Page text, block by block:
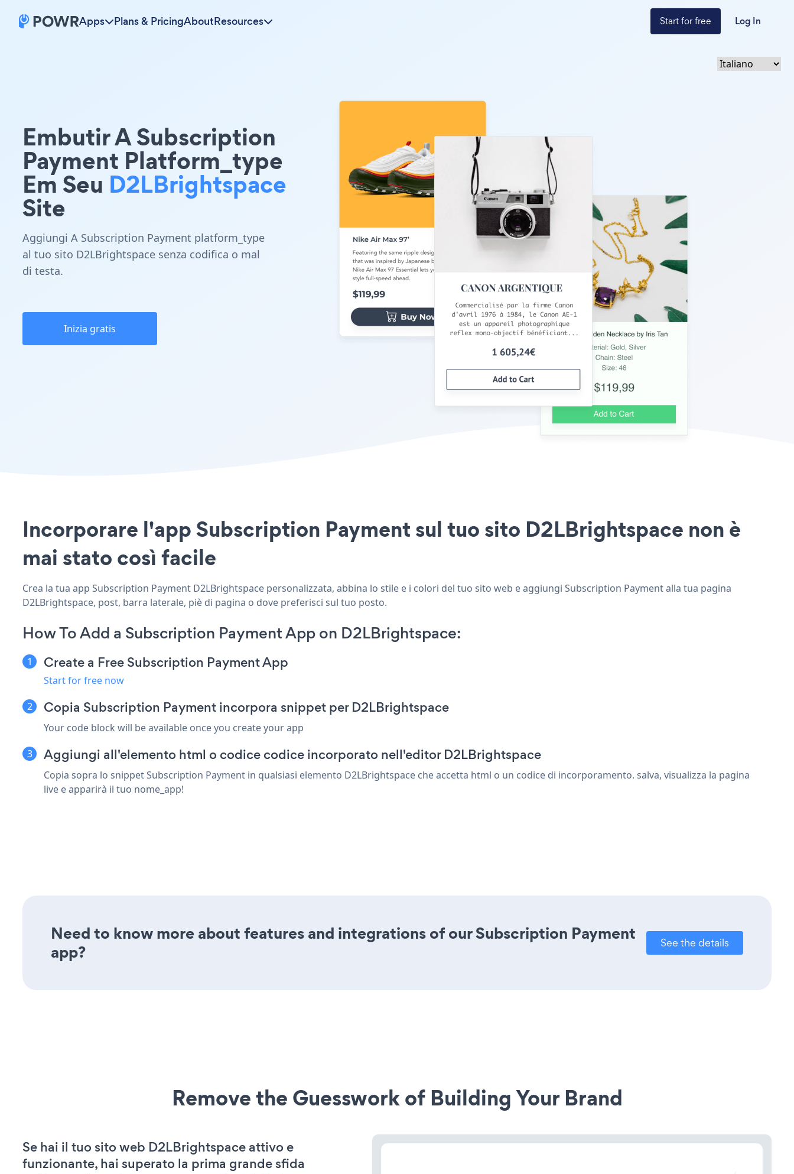
Apps Plans & PricingAboutResources Start for free Log In
Embutir A Subscription
Payment Platform_type
Em Seu D2LBrightspace
Site
Aggiungi A Subscription Payment platform_type
al tuo sito D2LBrightspace senza codifica o mal
di testa.
Inizia gratis
Incorporare l'app Subscription Payment sul tuo sito D2LBrightspace non è
mai stato così facile
Crea la tua app Subscription Payment D2LBrightspace personalizzata, abbina lo stile e i colori del tuo sito web e aggiungi Subscription Payment alla tua pagina
D2LBrightspace, post, barra laterale, piè di pagina o dove preferisci sul tuo posto.
How To Add a Subscription Payment App on D2LBrightspace:
Create a Free Subscription Payment App
Start for free now
Copia Subscription Payment incorpora snippet per D2LBrightspace
Your code block will be available once you create your app
Aggiungi all'elemento html o codice codice incorporato nell'editor D2LBrightspace
Copia sopra lo snippet Subscription Payment in qualsiasi elemento D2LBrightspace che accetta html o un codice di incorporamento. salva, visualizza la pagina
live e apparirà il tuo nome_app!
Need to know more about features and integrations of our Subscription Payment
app?
See the details
Remove the Guesswork of Building Your Brand
Se hai il tuo sito web D2LBrightspace attivo e
funzionante, hai superato la prima grande sfida